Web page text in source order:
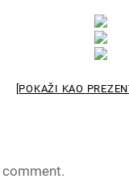
[POKAŽI KAO